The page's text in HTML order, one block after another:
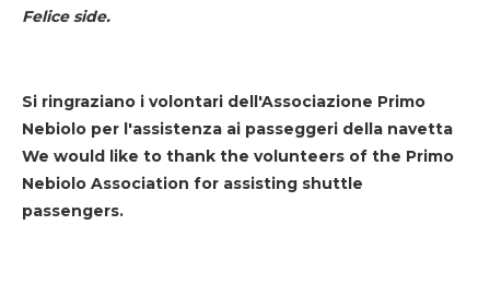
Felice side.
Si ringraziano i volontari dell'Associazione Primo
Nebiolo per l'assistenza ai passeggeri della navetta
We would like to thank the volunteers of the Primo
Nebiolo Association for assisting shuttle
passengers.